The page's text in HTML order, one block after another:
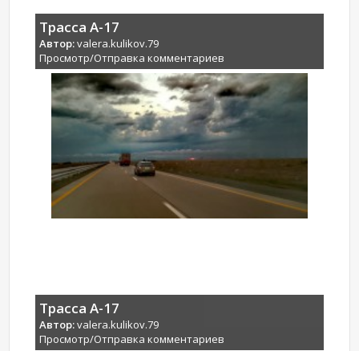
Трасса А-17
Автор:valera.kulikov.79
Просмотр/Отправка комментариев
Трасса А-17
Автор:valera.kulikov.79
Просмотр/Отправка комментариев